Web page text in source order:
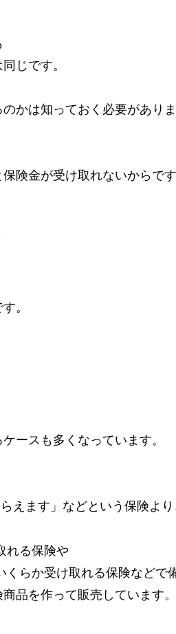
じです。
かは知っておく必要がありま
険金が受け取れないからです
。
ースも多くなっています。
えます」などという保険より
れる保険や
くらか受け取れる保険などで
品を作って販売しています。